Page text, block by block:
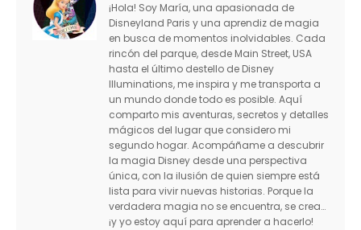
¡Hola! Soy María, una apasionada de
Disneyland Paris y una aprendiz de magia
en busca de momentos inolvidables. Cada
rincón del parque, desde Main Street, USA
hasta el último destello de Disney
Illuminations, me inspira y me transporta a
un mundo donde todo es posible. Aquí
comparto mis aventuras, secretos y detalles
mágicos del lugar que considero mi
segundo hogar. Acompáñame a descubrir
la magia Disney desde una perspectiva
única, con la ilusión de quien siempre está
lista para vivir nuevas historias. Porque la
verdadera magia no se encuentra, se crea…
¡y yo estoy aquí para aprender a hacerlo!